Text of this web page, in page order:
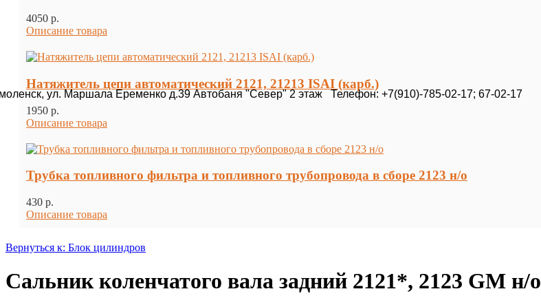
ул. Маршала Еременко д.39 Автобаня "Север" 2 этаж Телефон: +7(910)-785-02-17; 67-02-17
4050 p.
Описание товара
Натяжитель цепи автоматический 2121, 21213 ISAI (карб.)
1950 p.
Описание товара
Трубка топливного фильтра и топливного трубопровода в сборе 2123 н/о
430 p.
Описание товара
Вернуться к: Блок цилиндров
Сальник коленчатого вала задний 2121*, 2123 GM н/о